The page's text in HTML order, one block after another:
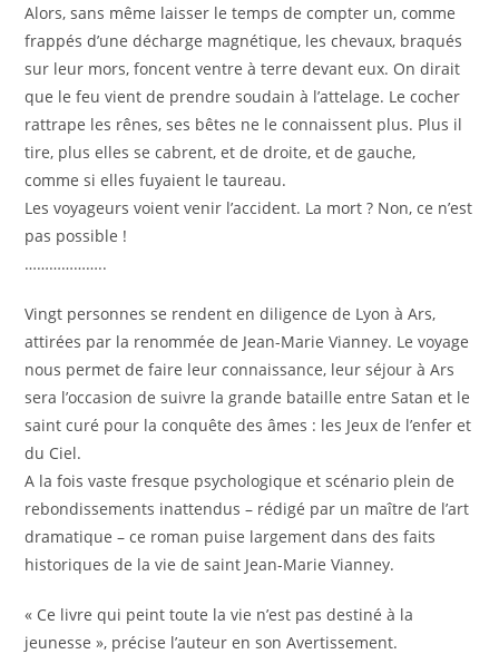
Alors, sans même laisser le temps de compter un, comme
frappés d’une décharge magnétique, les chevaux, braqués
sur leur mors, foncent ventre à terre devant eux. On dirait
que le feu vient de prendre soudain à l’attelage. Le cocher
rattrape les rênes, ses bêtes ne le connaissent plus. Plus il
tire, plus elles se cabrent, et de droite, et de gauche,
comme si elles fuyaient le taureau.
Les voyageurs voient venir l’accident. La mort ? Non, ce n’est
pas possible !
………………..
Vingt personnes se rendent en diligence de Lyon à Ars,
attirées par la renommée de Jean-Marie Vianney. Le voyage
nous permet de faire leur connaissance, leur séjour à Ars
sera l’occasion de suivre la grande bataille entre Satan et le
saint curé pour la conquête des âmes : les Jeux de l’enfer et
du Ciel.
A la fois vaste fresque psychologique et scénario plein de
rebondissements inattendus – rédigé par un maître de l’art
dramatique – ce roman puise largement dans des faits
historiques de la vie de saint Jean-Marie Vianney.
« Ce livre qui peint toute la vie n’est pas destiné à la
jeunesse », précise l’auteur en son Avertissement.